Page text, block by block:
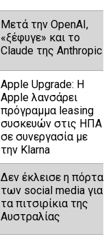
Μετά την OpenAI,
«ξέφυγε» και το
Claude της Anthropic
Apple Upgrade: Η
Apple λανσάρει
πρόγραμμα leasing
συσκευών στις ΗΠΑ
σε συνεργασία με
την Klarna
Δεν έκλεισε η πόρτα
των social media για
τα πιτσιρίκια της
Αυστραλίας